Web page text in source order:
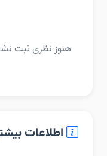
هنوز نظری ثبت
اطلاعات